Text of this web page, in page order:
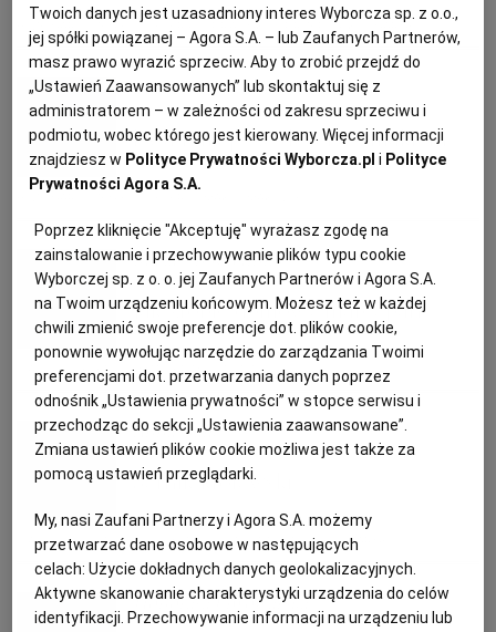
LUBLIN
ŁÓDŹ
OLSZTYN
PŁOCK
POZNAŃ
RADOM
RYBNIK
RZESZÓW
SOSNOWIEC
PUBLIO.PL
KULTURALNYSKLEP.PL
DZIECKO
POGODA
PODRÓŻE
WIDEO
FORUM
BOŻE NARODZENIE PRALINKI PRZEPISY KULINARNE
Magazyn Kuchnia
Dwa najlepsze desery z makiem
BOŻE NARODZENIE
Magazyn Kuchnia
Jak zrobić domowy marcepan
DESERY MARCEPAN PORADY
Anna Gaik
Sernik królewski
CIASTO DESERY KUCHNIA POLSKA PRZEPISY KULINARNE
Honorata Piwowarska
Twoich danych jest uzasadniony interes Wyborcza sp. z o.o.,
jej spółki powiązanej – Agora S.A. – lub Zaufanych Partnerów,
masz prawo wyrazić sprzeciw. Aby to zrobić przejdź do
„Ustawień Zaawansowanych” lub skontaktuj się z
administratorem – w zależności od zakresu sprzeciwu i
podmiotu, wobec którego jest kierowany. Więcej informacji
znajdziesz w Polityce Prywatności Wyborcza.pl i Polityce
Prywatności Agora S.A.
Poprzez kliknięcie "Akceptuję" wyrażasz zgodę na
zainstalowanie i przechowywanie plików typu cookie
Wyborczej sp. z o. o. jej Zaufanych Partnerów i Agora S.A.
na Twoim urządzeniu końcowym. Możesz też w każdej
chwili zmienić swoje preferencje dot. plików cookie,
ponownie wywołując narzędzie do zarządzania Twoimi
preferencjami dot. przetwarzania danych poprzez
odnośnik „Ustawienia prywatności” w stopce serwisu i
przechodząc do sekcji „Ustawienia zaawansowane”.
Zmiana ustawień plików cookie możliwa jest także za
pomocą ustawień przeglądarki.
My, nasi Zaufani Partnerzy i Agora S.A. możemy
przetwarzać dane osobowe w następujących
celach:Użycie dokładnych danych geolokalizacyjnych.
Aktywne skanowanie charakterystyki urządzenia do celów
identyfikacji. Przechowywanie informacji na urządzeniu lub